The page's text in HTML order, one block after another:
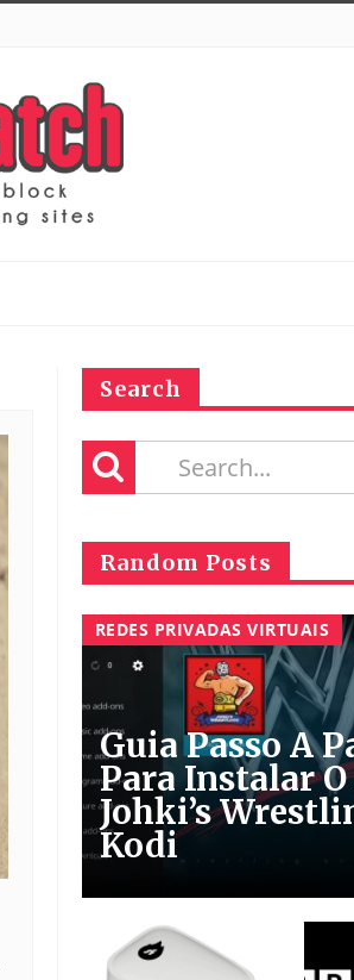
Search
Random Posts
REDES PRIVADAS VIRTUAIS
Guia Passo A
Para Instalar
Johki’s
Kodi